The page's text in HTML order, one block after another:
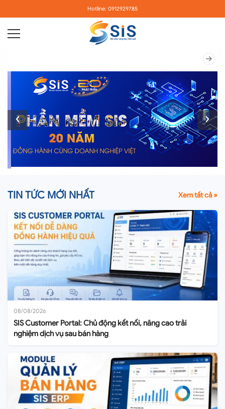
Hotline: 0912929785
TIN TỨC MỚI NHẤT Xem tất cả »
08/08/2026
SIS Customer Portal: Chủ động kết nối, nâng cao trải
nghiệm dịch vụ sau bán hàng